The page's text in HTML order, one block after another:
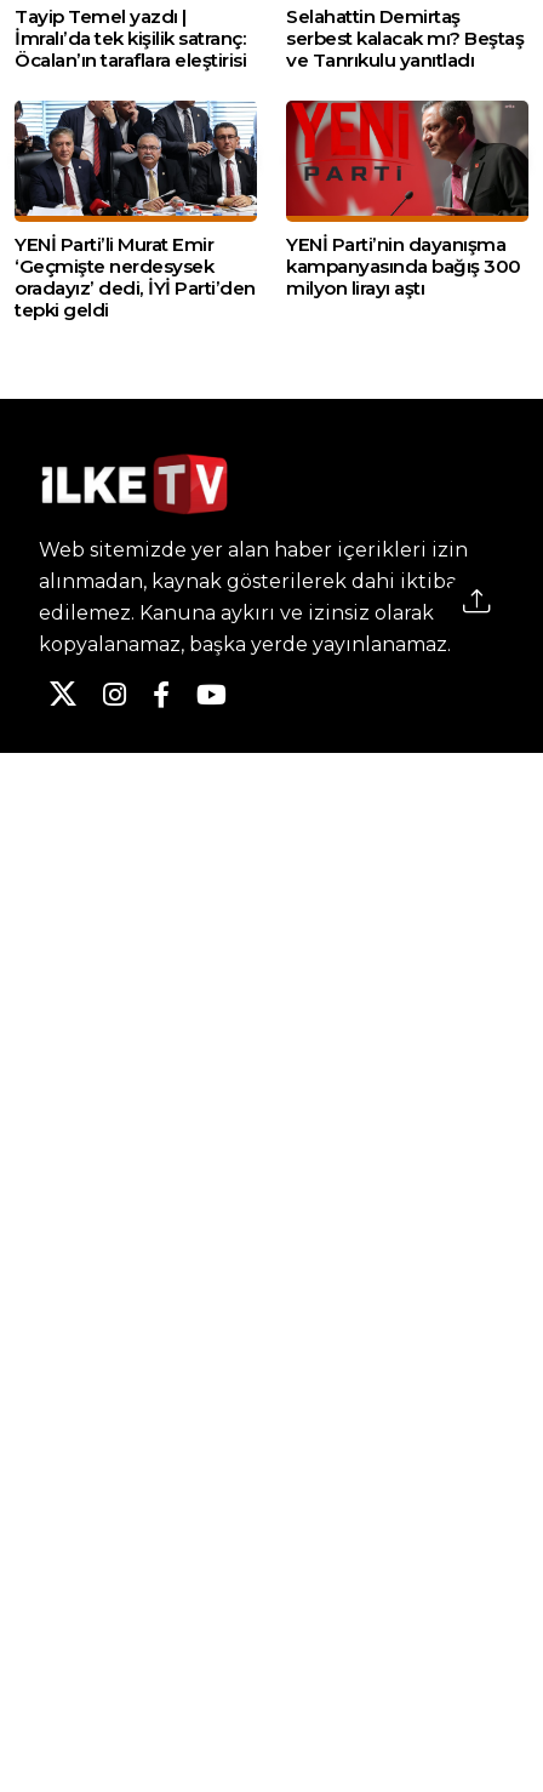
Tayip Temel yazdı |
İmralı’da tek kişilik satranç:
Öcalan’ın taraflara eleştirisi
Selahattin Demirtaş
serbest kalacak mı? Beştaş
ve Tanrıkulu yanıtladı
YENİ Parti’li Murat Emir
‘Geçmişte nerdesysek
oradayız’ dedi, İYİ Parti’den
tepki geldi
YENİ Parti’nin dayanışma
kampanyasında bağış 300
milyon lirayı aştı
Web sitemizde yer alan haber içerikleri izin
alınmadan, kaynak gösterilerek dahi iktibas
edilemez. Kanuna aykırı ve izinsiz olarak
kopyalanamaz, başka yerde yayınlanamaz.
HABERLER